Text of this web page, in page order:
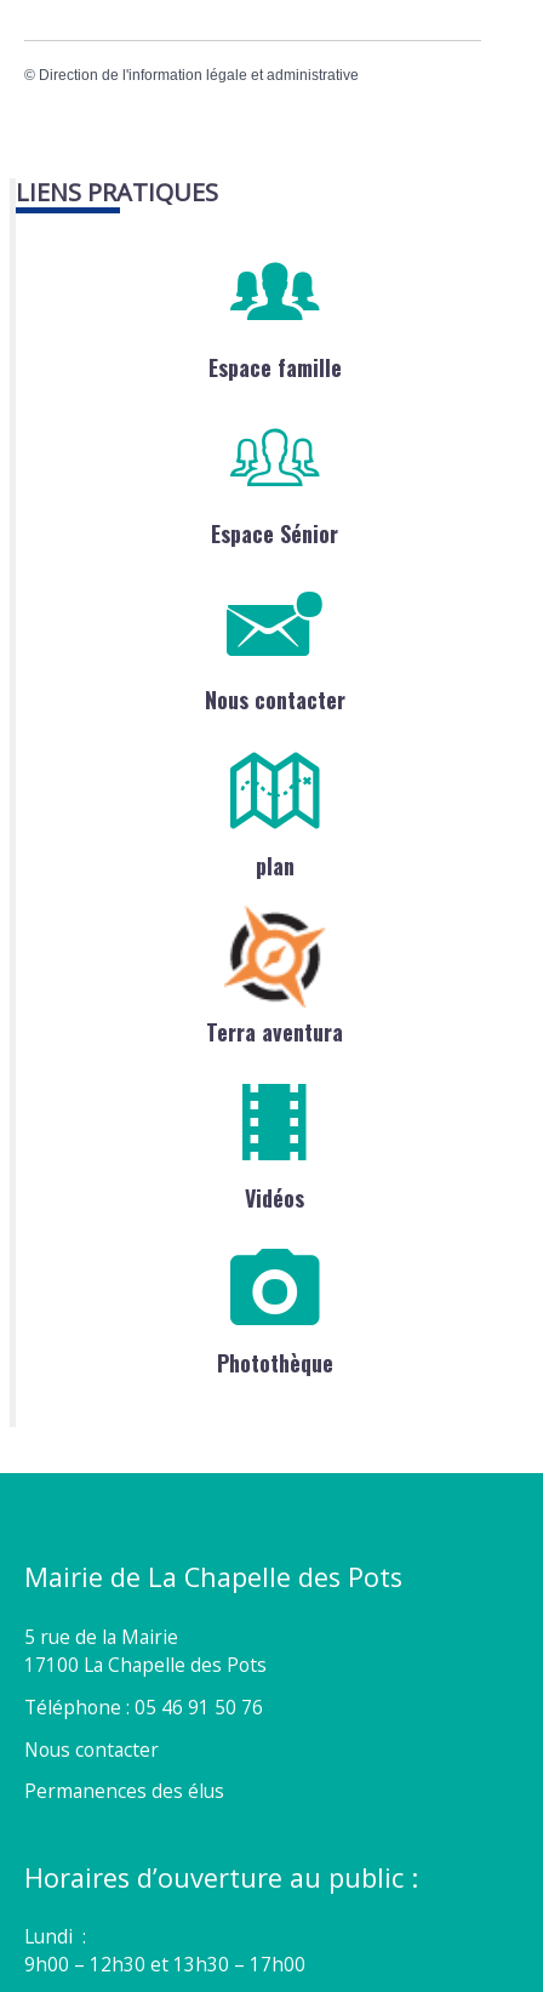
© Direction de l'information légale et administrative
LIENS PRATIQUES
Espace famille
Espace Sénior
Nous contacter
plan
Terra aventura
Vidéos
Photothèque
Mairie de La Chapelle des Pots
5 rue de la Mairie
17100 La Chapelle des Pots
Téléphone : 05 46 91 50 76
Nous contacter
Permanences des élus
Horaires d’ouverture au public :
Lundi :
9h00 – 12h30 et 13h30 – 17h00